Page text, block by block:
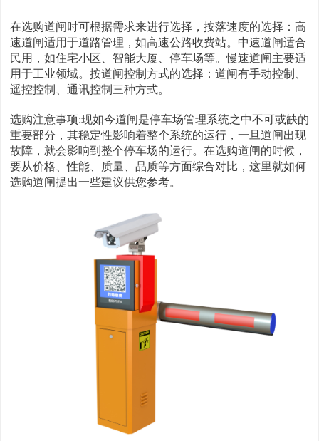
在选购道闸时可根据需求来进行选择，按落速度的选择：高
速道闸适用于道路管理，如高速公路收费站。中速道闸适合
民用，如住宅小区、智能大厦、停车场等。慢速道闸主要适
用于工业领域。按道闸控制方式的选择：道闸有手动控制、
遥控控制、通讯控制三种方式。
选购注意事项:现如今道闸是停车场管理系统之中不可或缺的
重要部分，其稳定性影响着整个系统的运行，一旦道闸出现
故障，就会影响到整个停车场的运行。在选购道闸的时候，
要从价格、性能、质量、品质等方面综合对比，这里就如何
选购道闸提出一些建议供您参考。